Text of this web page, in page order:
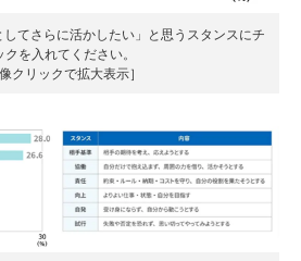
てさらに活かしたい」と思うスタンスにチ
クを入れてください。
像クリックで拡大表示］